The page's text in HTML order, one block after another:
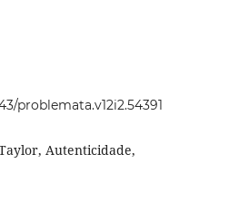
problemata.v12i2.54391
Autenticidade,